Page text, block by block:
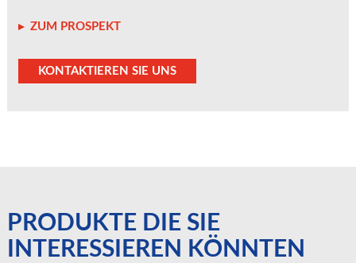
ZUM PROSPEKT
KONTAKTIEREN SIE UNS
PRODUKTE DIE SIE
INTERESSIEREN KÖNNTEN